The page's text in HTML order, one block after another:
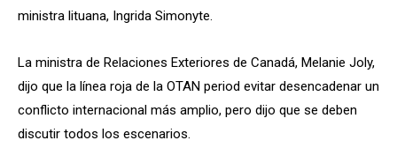
ministra lituana, Ingrida Simonyte.
La ministra de Relaciones Exteriores de Canadá, Melanie Joly,
dijo que la línea roja de la OTAN period evitar desencadenar un
conflicto internacional más amplio, pero dijo que se deben
discutir todos los escenarios.